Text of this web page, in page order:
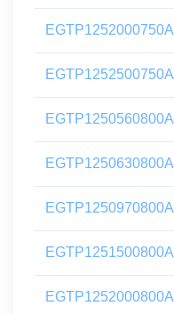
EGTP1252000750A
EGTP1252500750A
EGTP1250560800A
EGTP1250630800A
EGTP1250970800A
EGTP1251500800A
EGTP1252000800A